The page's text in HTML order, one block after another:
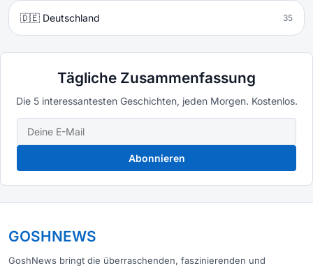
🇩🇪 Deutschland 35
Tägliche Zusammenfassung
Die 5 interessantesten Geschichten, jeden Morgen. Kostenlos.
Abonnieren
GOSHNEWS
GoshNews bringt die überraschenden, faszinierenden und